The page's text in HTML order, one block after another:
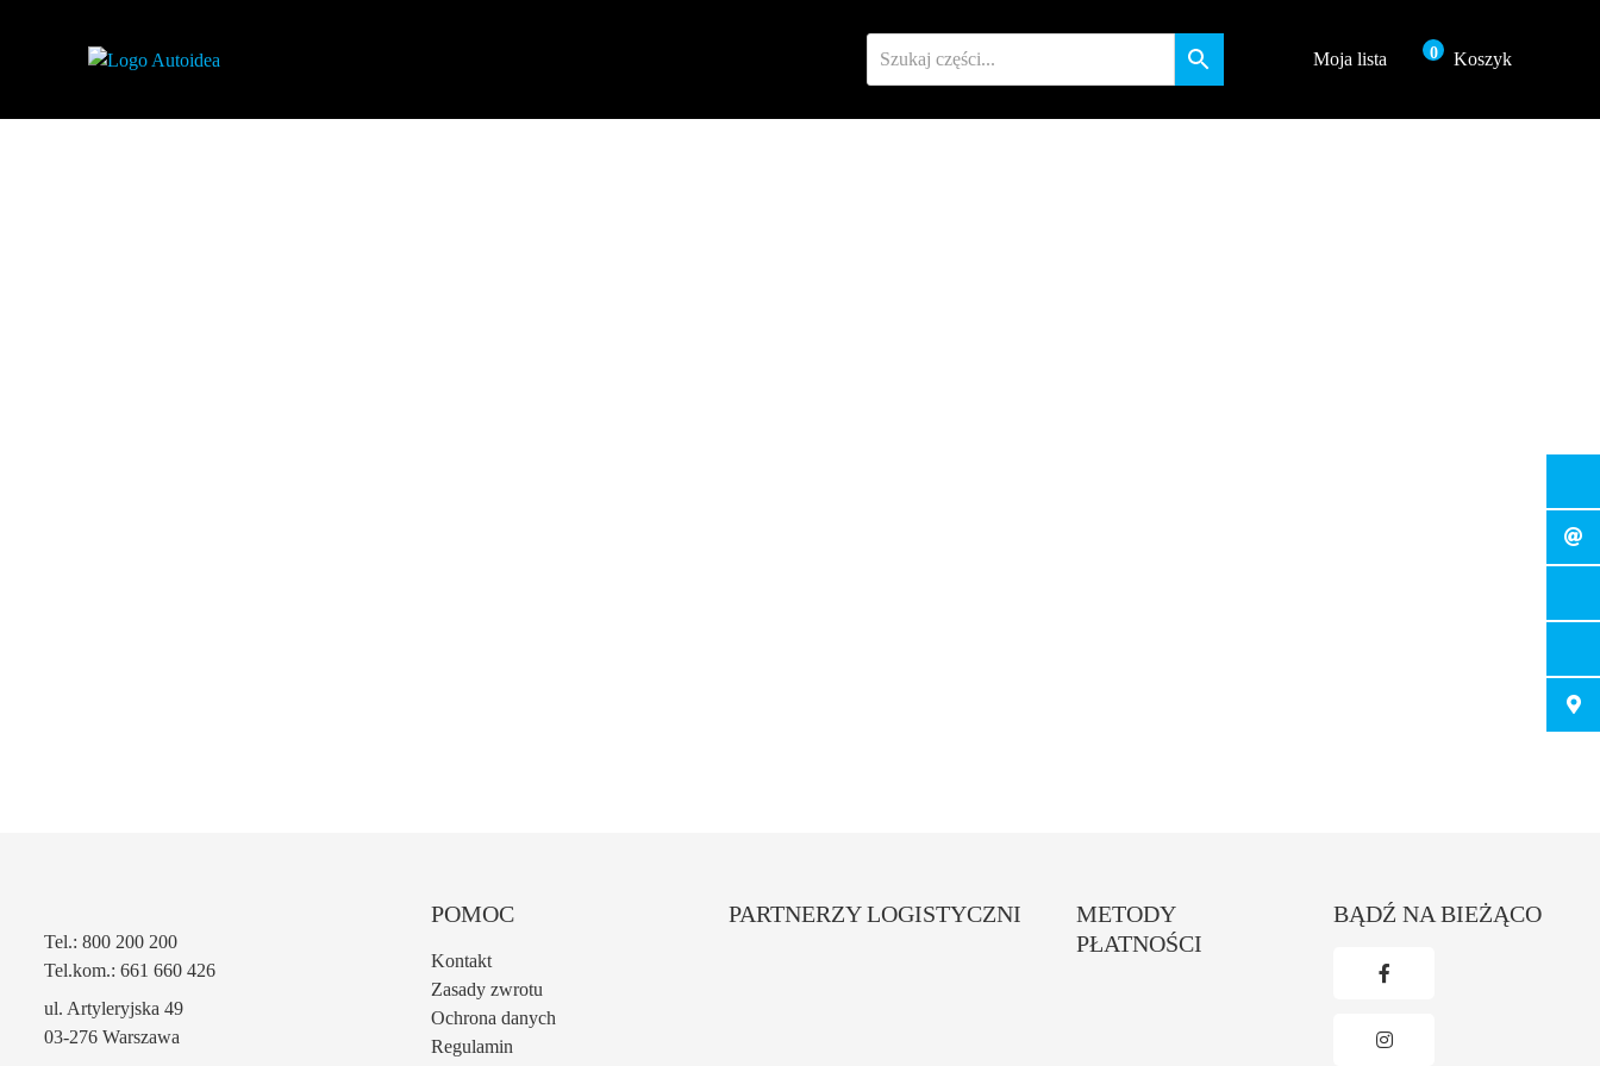
Moja lista 0 Koszyk
Tel.: 800 200 200
Tel.kom.: 661 660 426
ul. Artyleryjska 49
03-276 Warszawa
POMOC
Kontakt
Zasady zwrotu
Ochrona danych
Regulamin
PARTNERZY LOGISTYCZNI
METODY
PŁATNOŚCI
BĄDŹ NA BIEŻĄCO